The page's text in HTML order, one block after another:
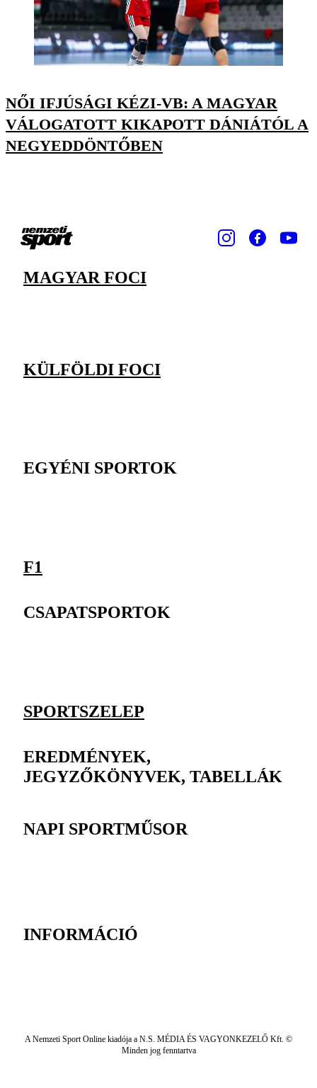
NŐI IFJÚSÁGI KÉZI-VB: A MAGYAR
VÁLOGATOTT KIKAPOTT DÁNIÁTÓL A
NEGYEDDÖNTŐBEN
MAGYAR FOCI
KÜLFÖLDI FOCI
EGYÉNI SPORTOK
F1
CSAPATSPORTOK
SPORTSZELEP
EREDMÉNYEK,
JEGYZŐKÖNYVEK, TABELLÁK
NAPI SPORTMŰSOR
INFORMÁCIÓ
A Nemzeti Sport Online kiadója a N.S. MÉDIA ÉS VAGYONKEZELŐ Kft. ©
Minden jog fenntartva